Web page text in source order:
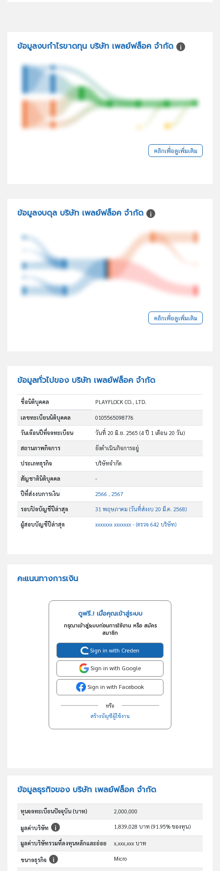
ข้อมูลงบกำไรขาดทุน บริษัท เพลย์ฟล็อค จำกัด
คลิกเพื่อดูเพิ่มเติม
ข้อมูลงบดุล บริษัท เพลย์ฟล็อค จำกัด
คลิกเพื่อดูเพิ่มเติม
ข้อมูลทั่วไปของ บริษัท เพลย์ฟล็อค จำกัด
ชื่อนิติบุคคล PLAYFLOCK CO., LTD.
เลขทะเบียนนิติบุคคล 0105565098776
วันเดือนปีที่จดทะเบียน วันที่ 20 มิ.ย. 2565(4 ปี 1 เดือน 20 วัน)
สถานภาพกิจการ ยังดำเนินกิจการอยู่
ประเภทธุรกิจ บริษัทจำกัด
สัญชาตินิติบุคคล -
ปีที่ส่งงบการเงิน 2566 , 2567
รอบปิดบัญชีปีล่าสุด 31 พฤษภาคม (วันที่ส่งงบ 20 มี.ค. 2568)
ผู้สอบบัญชีปีล่าสุด xxxxxxx xxxxxxx - (ตรวจ 642 บริษัท)
คะแนนทางการเงิน
ดูฟรี..! เมื่อคุณเข้าสู่ระบบ
กรุณาเข้าสู่ระบบก่อนการใช้งาน หรือ สมัคร
สมาชิก
Sign in with Creden
Sign in with Google
Sign in with Facebook
หรือ
สร้างบัญชีผู้ใช้งาน
ข้อมูลธุรกิจของ บริษัท เพลย์ฟล็อค จำกัด
ทุนจดทะเบียนปัจจุบัน (บาท) 2,000,000
มูลค่าบริษัท 1,839,028 บาท (91.95% ของทุน)
มูลค่าบริษัทรวมที่ลงทุนหลักและย่อย x,xxx,xxx บาท
ขนาดธุรกิจ Micro